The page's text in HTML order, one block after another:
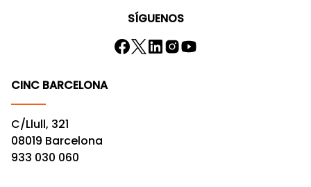
SÍGUENOS
CINC BARCELONA
C/Llull, 321
08019 Barcelona
933 030 060